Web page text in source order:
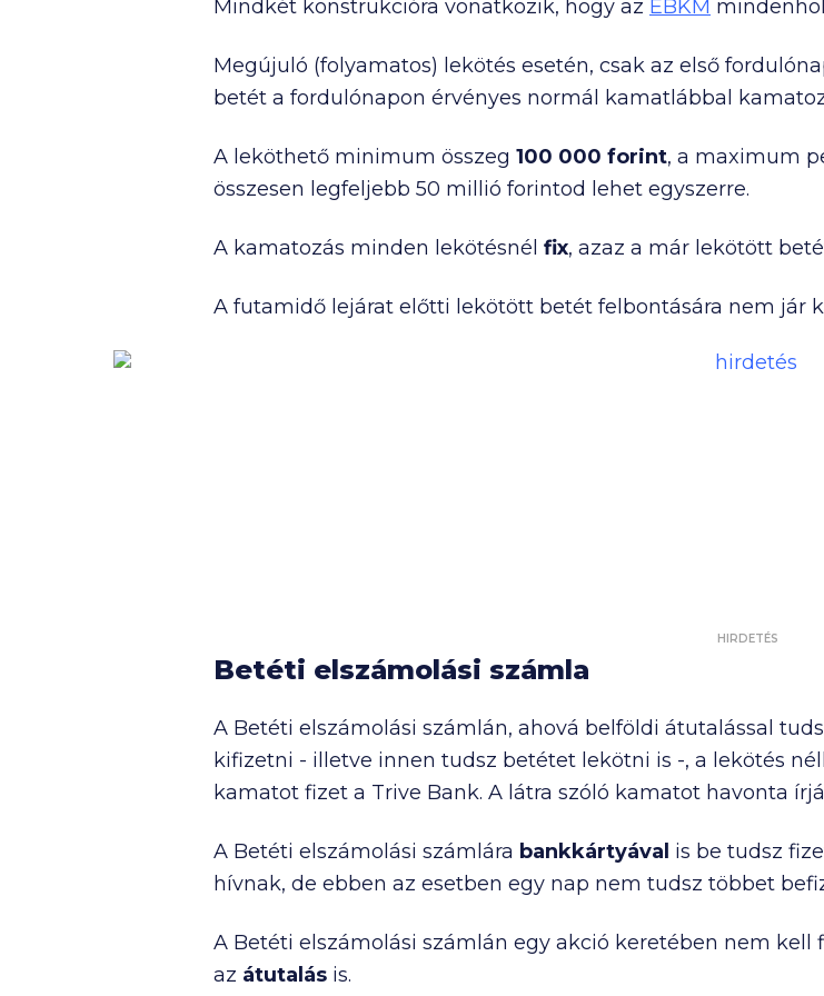
Ezeknek a bankoknak a termékeit nem jelenítjük meg a kalkulátorainkban:
Mindkét konstrukcióra vonatkozik, hogy az EBKM
Megújuló (folyamatos) lekötés esetén, csak az első
betét a fordulónapon érvényes normál kamatlábbal
A leköthető minimum összeg 100 000 forint, a maximum
összesen legfeljebb 50 millió forintod lehet egyszerre.
A kamatozás minden lekötésnél fix, azaz a már lekötött
A futamidő lejárat előtti lekötött betét felbontására nem jár
HIRDETÉS
Betéti elszámolási számla
A Betéti elszámolási számlán, ahová belföldi átutalással
kifizetni - illetve innen tudsz betétet lekötni is -, a lekötés
kamatot fizet a Trive Bank. A látra szóló kamatot havonta
A Betéti elszámolási számlára bankkártyával is be tudsz
hívnak, de ebben az esetben egy nap nem tudsz többet
A Betéti elszámolási számlán egy akció keretében nem kell
az átutalás is.